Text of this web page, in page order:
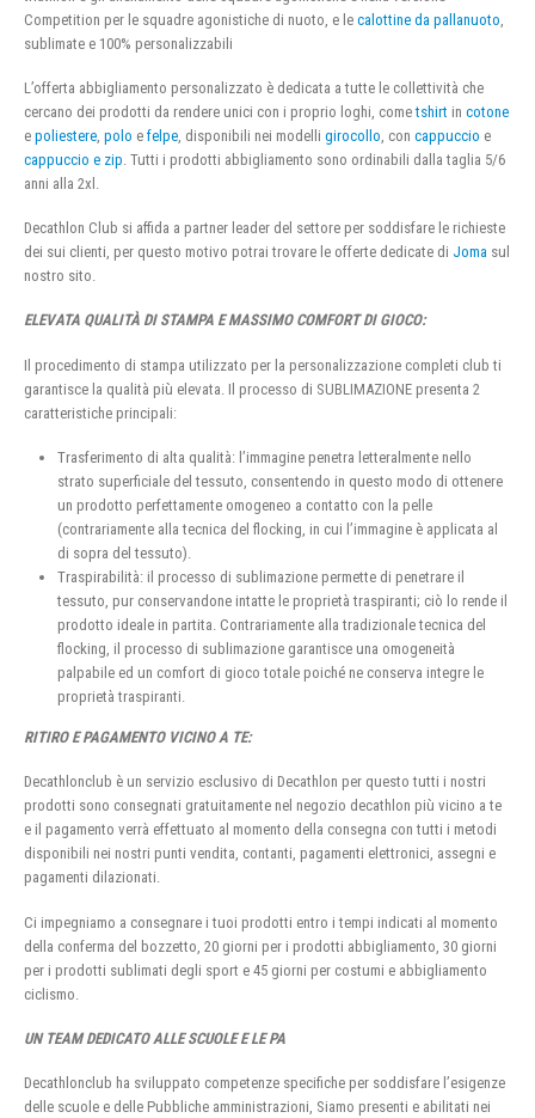
Competition per le squadre agonistiche di nuoto, e le calottine da pallanuoto
sublimate e 100% personalizzabili
L’offerta abbigliamento personalizzato è dedicata a tutte le collettività che
cercano dei prodotti da rendere unici con i proprio loghi, cometshirt in cotone
e poliestere polo e felpe , disponibili nei modelli girocollo , con cappuccio e
cappuccio e zip . Tutti i prodotti abbigliamento sono ordinabili dalla taglia 5/6
anni alla 2xl.
Decathlon Club si affida a partner leader del settore per soddisfare le richieste
dei sui clienti, per questo motivo potrai trovare le offerte dedicate di Joma sul
nostro sito.
ELEVATA QUALITÀ DI STAMPA E MASSIMO COMFORT DI GIOCO:
Il procedimento di stampa utilizzato per la personalizzazione completi club ti
garantisce la qualità più elevata. Il processo di SUBLIMAZIONE presenta 2
caratteristiche principali:
Trasferimento di alta qualità: l’immagine penetra letteralmente nello
strato superficiale del tessuto, consentendo in questo modo di ottenere
un prodotto perfettamente omogeneo a contatto con la pelle
(contrariamente alla tecnica del flocking, in cui l’immagine è applicata al
di sopra del tessuto).
Traspirabilità: il processo di sublimazione permette di penetrare il
tessuto, pur conservandone intatte le proprietà traspiranti; ciò lo rende il
prodotto ideale in partita. Contrariamente alla tradizionale tecnica del
flocking, il processo di sublimazione garantisce una omogeneità
palpabile ed un comfort di gioco totale poiché ne conserva integre le
proprietà traspiranti.
RITIRO E PAGAMENTO VICINO A TE:
Decathlonclub è un servizio esclusivo di Decathlon per questo tutti i nostri
prodotti sono consegnati gratuitamente nel negozio decathlon più vicino a te
e il pagamento verrà effettuato al momento della consegna con tutti i metodi
disponibili nei nostri punti vendita, contanti, pagamenti elettronici, assegni e
pagamenti dilazionati.
Ci impegniamo a consegnare i tuoi prodotti entro i tempi indicati al momento
della conferma del bozzetto, 20 giorni per i prodotti abbigliamento, 30 giorni
per i prodotti sublimati degli sport e 45 giorni per costumi e abbigliamento
ciclismo.
UN TEAM DEDICATO ALLE SCUOLE E LE PA
Decathlonclub ha sviluppato competenze specifiche per soddisfare l’esigenze
delle scuole e delle Pubbliche amministrazioni, Siamo presenti e abilitati nei